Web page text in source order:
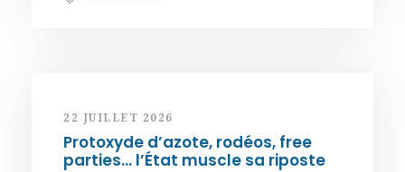
22 JUILLET 2026
Protoxyde d’azote, rodéos, free
parties… l’État muscle sa riposte